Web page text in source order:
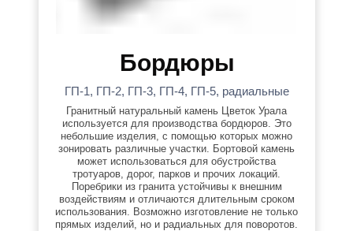
Бордюры
Гранитный натуральный камень Цветок Урала
используется для производства бордюров. Это
небольшие изделия, с помощью которых можно
зонировать различные участки. Бортовой камень
может использоваться для обустройства
тротуаров, дорог, парков и прочих локаций.
Поребрики из гранита устойчивы к внешним
воздействиям и отличаются длительным сроком
использования. Возможно изготовление не только
прямых изделий, но и радиальных для поворотов.
ГП-1, ГП-2, ГП-3, ГП-4, ГП-5, радиальные